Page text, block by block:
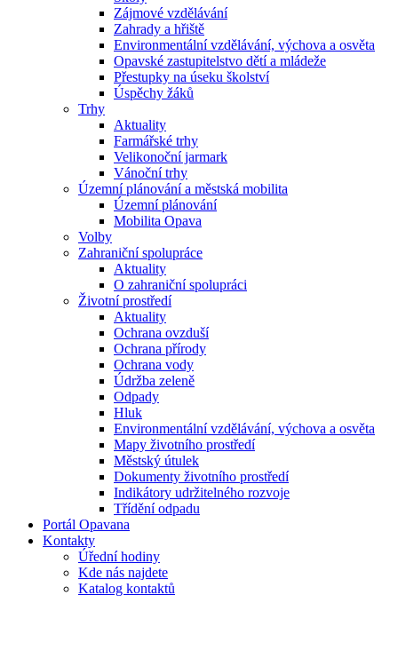
Zájmové vzdělávání
Zahrady a hřiště
Environmentální vzdělávání, výchova a osvěta
Opavské zastupitelstvo dětí a mládeže
Přestupky na úseku školství
Úspěchy žáků
Trhy
Aktuality
Farmářské trhy
Velikonoční jarmark
Vánoční trhy
Územní plánování a městská mobilita
Územní plánování
Mobilita Opava
Volby
Zahraniční spolupráce
Aktuality
O zahraniční spolupráci
Životní prostředí
Aktuality
Ochrana ovzduší
Ochrana přírody
Ochrana vody
Údržba zeleně
Odpady
Hluk
Environmentální vzdělávání, výchova a osvěta
Mapy životního prostředí
Městský útulek
Dokumenty životního prostředí
Indikátory udržitelného rozvoje
Třídění odpadu
Portál Opavana
Kontakty
Úřední hodiny
Kde nás najdete
Katalog kontaktů